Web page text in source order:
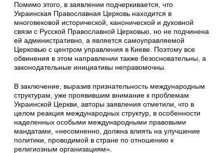
Помимо этого, в заявлении подчеркивается, что
Украинская Православная Церковь находится в
многовековой исторической, канонической и духовной
связи с Русской Православной Церковью, но не подчинена
ей административно, а является самоуправляемой
Церковью с центром управления в Киеве. Поэтому все
обвинения в этом направлении также безосновательны, а
законодательные инициативы неправомочны.
В заключение, выразив признательность международным
структурам, уже проявившим внимание к проблемам
Украинской Церкви, авторы заявления отметили, что в
целом реакция международных структур, в особенности
наделенных особыми международными правовыми
мандатами, «несомненно, должна влиять на улучшение
политики, проводимой в стране по отношению к
религиозным организациям».